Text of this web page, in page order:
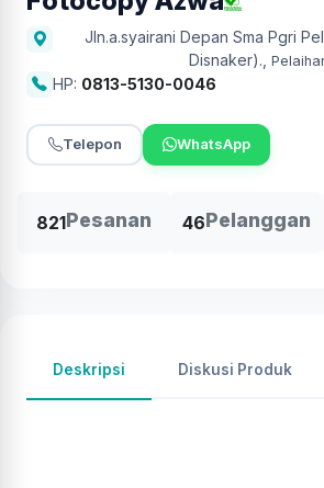
Jln.a.syairani Depan Sma Pgri
Disnaker).
HP: 0813-5130-0046
Telepon WhatsApp
821Pesanan 46Pelanggan
Deskripsi Diskusi Produk